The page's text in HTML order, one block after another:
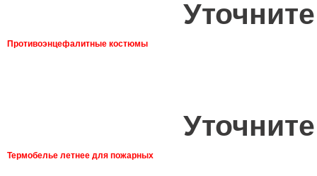
Противоэнцефалитные костюмы
Термобелье летнее для пожарных